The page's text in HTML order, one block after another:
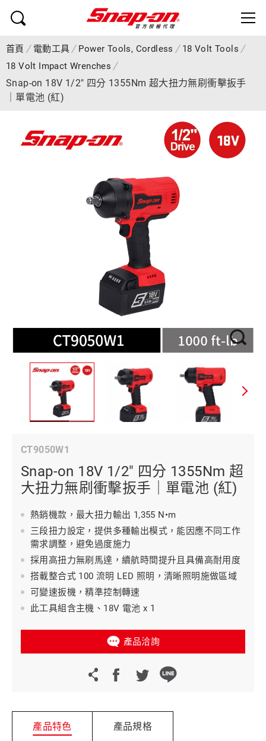
首頁 電動工具 Power Tools, Cordless
18 Volt Tools
18 Volt Impact Wrenches
Snap-on 18V 1/2" 四分 1355Nm 超大扭力無刷衝擊扳手
｜單電池 (紅)
CT9050W1
Snap-on 18V 1/2" 四分 1355Nm 超
大扭力無刷衝擊扳手｜單電池 (紅)
熱銷機款，最大扭力輸出 1,355 N•m
三段扭力設定，提供多種輸出模式，能因應不同工作
需求調整，避免過度施力
採用高扭力無刷馬達，續航時間提升且具備高耐用度
搭載整合式 100 流明 LED 照明，清晰照明施做區域
可變速扳機，精準控制轉速
此工具組含主機、18V 電池 x 1
產品洽詢
產品特色 產品規格